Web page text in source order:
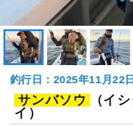
釣行日：2025年11月22
サンバソウ
（イ
イ）